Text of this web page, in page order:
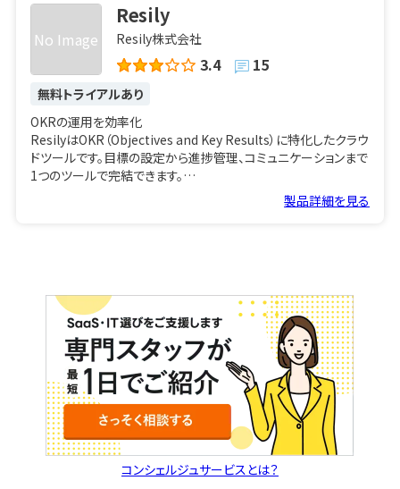
システム提供だけでなく、経験豊富なチームが実務をサポート
事前準備から実行までの一連の運用を導入スタッフが伴走して
サポート。運用負荷を最小限にしながら効率的に施策を実施で
きます。
導入企業の組織課題に合わせてユニークな施策をご提案
豊富な360度フィードバックの活用実績をもとに、組織課題解決
に向けてユニークな施策をご提案いたします。
No Image
Resily
Resily株式会社
3.4 15
無料トライアルあり
OKRの運用を効率化
ResilyはOKR（Objectives and Key Results）に特化したクラウ
ドツールです。目標の設定から進捗管理、コミュニケーションまで
1つのツールで完結できます。
のOKRを確認しながら新しいOKRカードを追加でき、必要な情
報を入れるだけでツリーを自動で作成してくれます。大きな組織
でマップが大きくなっても、自分の目標に関連するカードだけを
フィルタリングして見ることができます。
目標進捗をワンクリックで
ホーム画面のチェックインのボタンを押すだけで、担当するOKR
の数値更新ができます。自分の目標だけを一括更新できるほか、
OKRが更新されれば利用しているチャットツールへ自動的に通
知が送られるので、確認も簡単にできます。OKRに必要なのは高
い頻度での目標進捗確認とアクションプランの策定、実行です
製品詳細を見る
コンシェルジュサービスとは？